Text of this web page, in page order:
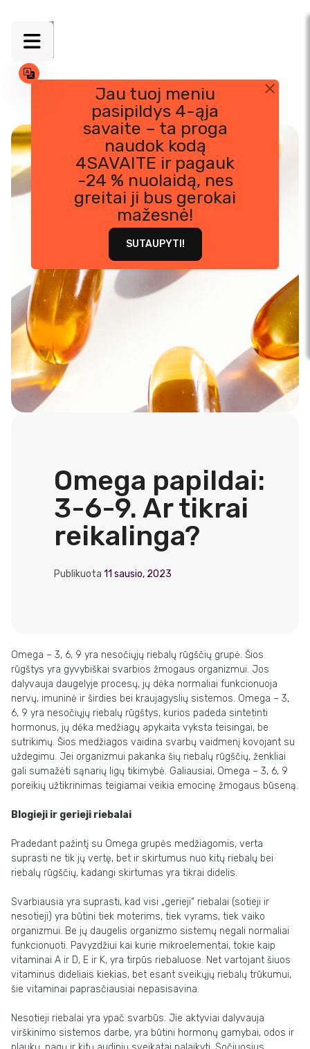
content
Jau tuoj meniu
pasipildys 4-ąja
savaite – ta proga
naudok kodą
4SAVAITE ir pagauk
-24 % nuolaidą, nes
greitai ji bus gerokai
mažesnė!
SUTAUPYTI!
Omega papildai:
3-6-9. Ar tikrai
reikalinga?
Publikuota11 sausio, 2023
Omega – 3, 6, 9 yra nesočiųjų riebalų rūgščių grupė. Šios
rūgštys yra gyvybiškai svarbios žmogaus organizmui. Jos
dalyvauja daugelyje procesų, jų dėka normaliai funkcionuoja
nervų, imuninė ir širdies bei kraujagyslių sistemos. Omega – 3,
6, 9 yra nesočiųjų riebalų rūgštys, kurios padeda sintetinti
hormonus, jų dėka medžiagų apykaita vyksta teisingai, be
sutrikimų. Šios medžiagos vaidina svarbų vaidmenį kovojant su
uždegimu. Jei organizmui pakanka šių riebalų rūgščių, ženkliai
gali sumažėti sąnarių ligų tikimybė. Galiausiai, Omega – 3, 6, 9
poreikių užtikrinimas teigiamai veikia emocinę žmogaus būseną.
Blogieji ir gerieji riebalai
Pradedant pažintį su Omega grupės medžiagomis, verta
suprasti ne tik jų vertę, bet ir skirtumus nuo kitų riebalų bei
riebalų rūgščių, kadangi skirtumas yra tikrai didelis.
Svarbiausia yra suprasti, kad visi „gerieji“ riebalai (sotieji ir
nesotieji) yra būtini tiek moterims, tiek vyrams, tiek vaiko
organizmui. Be jų daugelis organizmo sistemų negali normaliai
funkcionuoti. Pavyzdžiui kai kurie mikroelementai, tokie kaip
vitaminai A ir D, E ir K, yra tirpūs riebaluose. Net vartojant šiuos
vitaminus dideliais kiekias, bet esant sveikųjų riebalų trūkumui,
šie vitaminai paprasčiausiai nepasisavina.
Nesotieji riebalai yra ypač svarbūs. Jie aktyviai dalyvauja
virškinimo sistemos darbe, yra būtini hormonų gamybai, odos ir